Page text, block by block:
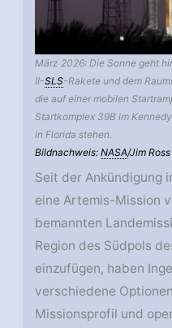
März 2026: Die Sonne geht
II-SLS-Rakete und dem
die auf einer mobilen
Startkomplex 39B im
in Florida stehen.
Bildnachweis:NASA/Jim Ross
Seit der Ankündigung
eine Artemis-Mission
bemannten
Region des Südpols
einzufügen, haben
verschiedene
Missionsprofil und